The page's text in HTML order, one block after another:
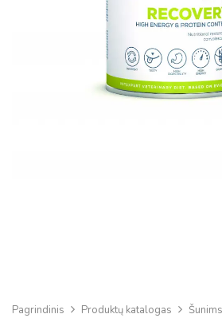
Pagrindinis Produktų katalogas Šunims